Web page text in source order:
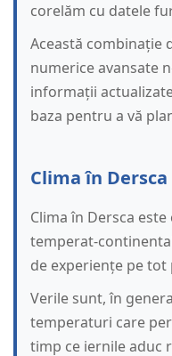
corelăm cu datele
Această combinație
numerice avansate
informații
baza pentru a vă
Clima în Dersca
Clima în Dersca
temperat-
de experiențe pe
Verile sunt, în
temperaturi care
timp ce iernile aduc